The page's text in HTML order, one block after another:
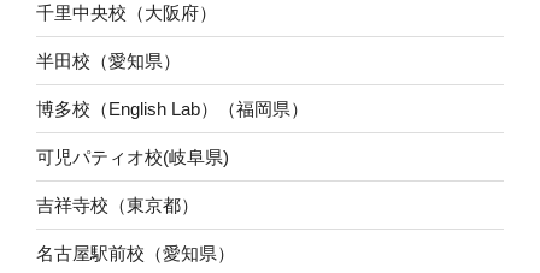
千里中央校（大阪府）
半田校（愛知県）
博多校（English Lab）（福岡県）
可児パティオ校(岐阜県)
吉祥寺校（東京都）
名古屋駅前校（愛知県）